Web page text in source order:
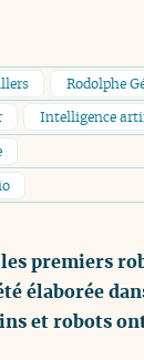
Rodolphe
Intelligence
premiers
élaborée
et robots